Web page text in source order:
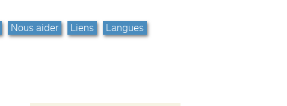
Nous aider Liens Langues